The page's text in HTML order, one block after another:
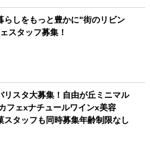
らしをもっと豊かに"街のリビン
スタッフ募集！
スタ大募集！自由が丘ミニマル
フェxナチュールワインx美容
スタッフも同時募集年齢制限なし